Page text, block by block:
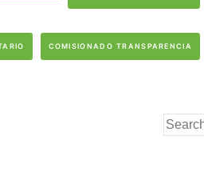
COMISIONADO TRANSPARENCIA